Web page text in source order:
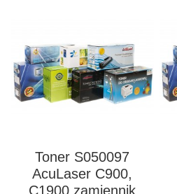
Toner S050097
AcuLaser C900,
C1900 zamiennik